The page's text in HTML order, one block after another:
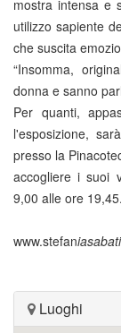
mostra intensa e
utilizzo sapiente
che suscita
“Insomma,
donna e sanno
Per quanti,
l'esposizione,
presso la
accogliere i suoi
9,00 alle ore 19,45.
www.stefan
Luoghi